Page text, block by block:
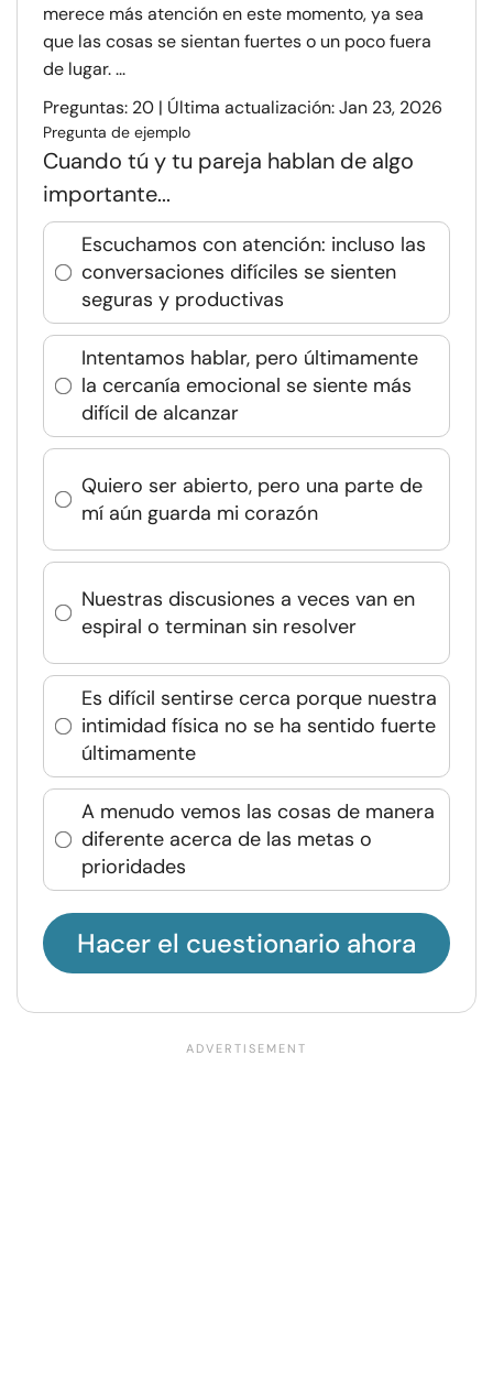
merece más atención en este momento, ya sea
que las cosas se sientan fuertes o un poco fuera
de lugar. ...
Preguntas: 20 | Última actualización: Jan 23, 2026
Pregunta de ejemplo
Cuando tú y tu pareja hablan de algo
importante...
Escuchamos con atención: incluso las
conversaciones difíciles se sienten
seguras y productivas
Intentamos hablar, pero últimamente
la cercanía emocional se siente más
difícil de alcanzar
Quiero ser abierto, pero una parte de
mí aún guarda mi corazón
Nuestras discusiones a veces van en
espiral o terminan sin resolver
Es difícil sentirse cerca porque nuestra
intimidad física no se ha sentido fuerte
últimamente
A menudo vemos las cosas de manera
diferente acerca de las metas o
prioridades
Hacer el cuestionario ahora